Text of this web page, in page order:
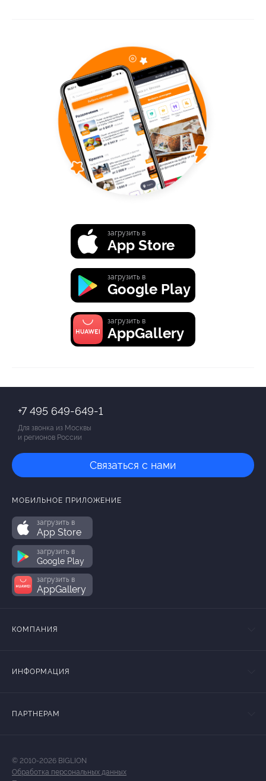
загрузить в
App Store
загрузить в
Google Play
загрузить в
AppGallery
+7 495 649-649-1
Для звонка из Москвы
и регионов России
Связаться с нами
МОБИЛЬНОЕ ПРИЛОЖЕНИЕ
загрузить в
App Store
загрузить в
Google Play
загрузить в
AppGallery
КОМПАНИЯ
ИНФОРМАЦИЯ
ПАРТНЕРАМ
© 2010-2026 BIGLION
Обработка персональных данных